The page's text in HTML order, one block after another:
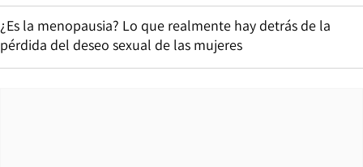
¿Es la menopausia? Lo que realmente hay detrás de la
pérdida del deseo sexual de las mujeres